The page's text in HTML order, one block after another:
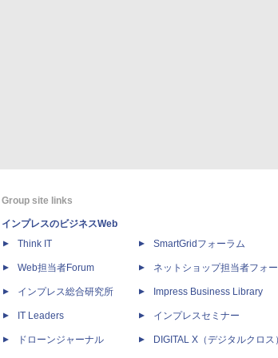
Group site links
インプレスのビジネスWeb
Think IT
Web担当者Forum
インプレス総合研究所
IT Leaders
ドローンジャーナル
SmartGridフォーラム
ネットショップ担当者フォ
Impress Business Library
インプレスセミナー
DIGITAL X（デジタルクロス）